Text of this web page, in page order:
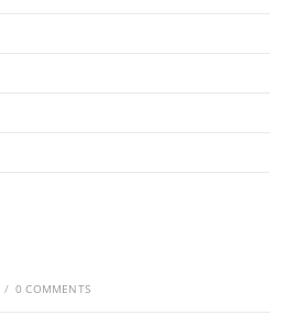
/ 0 COMMENTS